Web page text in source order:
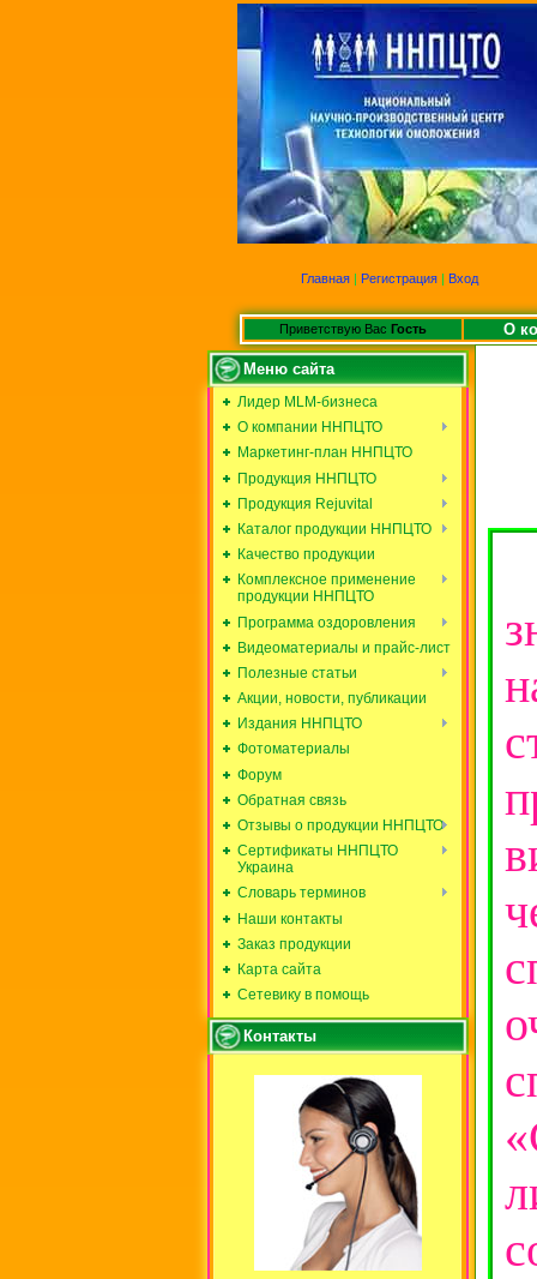
Главная | Регистрация | Вход
Приветствую Вас Гость О
Меню сайта
Лидер MLM-бизнеса
О компании ННПЦТО
Маркетинг-план ННПЦТО
Продукция ННПЦТО
Продукция Rejuvital
Каталог продукции ННПЦТО
Качество продукции
Комплексное применение
продукции ННПЦТО
Программа оздоровления
Видеоматериалы и прайс-лист
Полезные статьи
Акции, новости, публикации
Издания ННПЦТО
Фотоматериалы
Форум
Обратная связь
Отзывы о продукции ННПЦТО
Сертификаты ННПЦТО
Украина
Словарь терминов
Наши контакты
Заказ продукции
Карта сайта
Сетевику в помощь
Контакты